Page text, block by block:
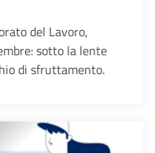
del Lavoro,
sotto la lente
di sfruttamento.